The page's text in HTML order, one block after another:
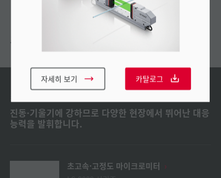
추천
진동·기울기에 강하므로 다양한 현장에서 뛰어난 대응
능력을 발휘합니다.
초고속·고정도 마이크로미터
자세히 보기 카탈로그